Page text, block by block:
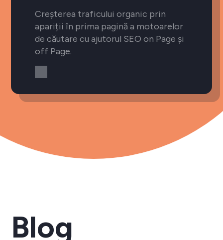
Creșterea traficului organic prin
apariții în prima pagină a motoarelor
de căutare cu ajutorul SEO on Page și
off Page.
Blog